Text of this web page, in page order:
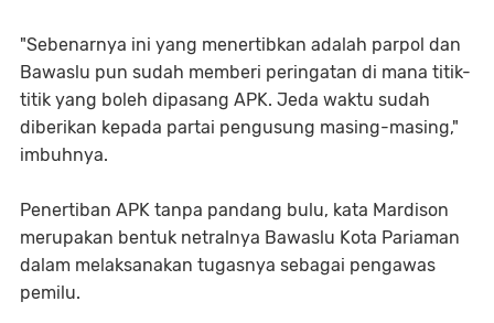
"Sebenarnya ini yang menertibkan adalah parpol dan
Bawaslu pun sudah memberi peringatan di mana titik-
titik yang boleh dipasang APK. Jeda waktu sudah
diberikan kepada partai pengusung masing-masing,"
imbuhnya.
Penertiban APK tanpa pandang bulu, kata Mardison
merupakan bentuk netralnya Bawaslu Kota Pariaman
dalam melaksanakan tugasnya sebagai pengawas
pemilu.